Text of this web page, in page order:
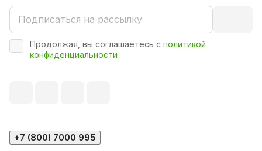
Продолжая, вы соглашаетесь с политикой
конфиденциальности
+7 (800) 7000 995